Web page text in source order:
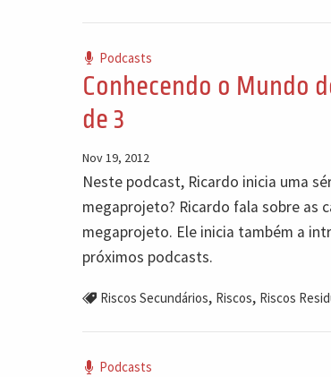
Podcasts
Conhecendo o Mundo
de 3
Nov 19, 2012
Neste podcast, Ricardo inicia uma
megaprojeto? Ricardo fala sobre as
megaprojeto. Ele inicia também a
próximos podcasts.
Riscos Secundários, Riscos, Riscos
Podcasts